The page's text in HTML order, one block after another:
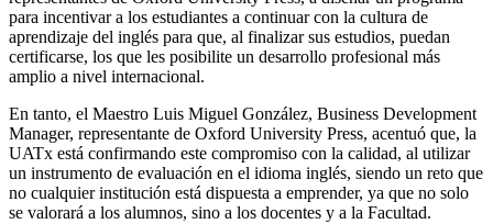
para incentivar a los estudiantes a continuar con la cultura de
aprendizaje del inglés para que, al finalizar sus estudios, puedan
certificarse, los que les posibilite un desarrollo profesional más
amplio a nivel internacional.
En tanto, el Maestro Luis Miguel González, Business Development
Manager, representante de Oxford University Press, acentuó que, la
UATx está confirmando este compromiso con la calidad, al utilizar
un instrumento de evaluación en el idioma inglés, siendo un reto que
no cualquier institución está dispuesta a emprender, ya que no solo
se valorará a los alumnos, sino a los docentes y a la Facultad.